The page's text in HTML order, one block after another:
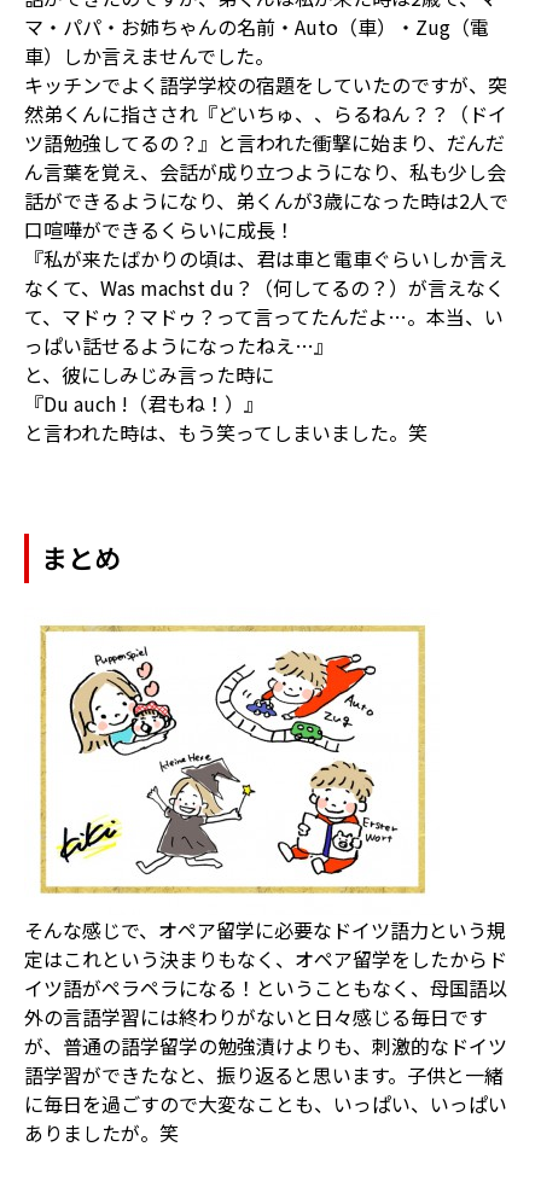
マ・パパ・お姉ちゃんの名前・Auto（車）・Zug（電
車）しか言えませんでした。
キッチンでよく語学学校の宿題をしていたのですが、突
然弟くんに指さされ『どいちゅ、、らるねん？？（ドイ
ツ語勉強してるの？』と言われた衝撃に始まり、だんだ
ん言葉を覚え、会話が成り立つようになり、私も少し会
話ができるようになり、弟くんが3歳になった時は2人で
口喧嘩ができるくらいに成長！
『私が来たばかりの頃は、君は車と電車ぐらいしか言え
なくて、Was machst du？（何してるの？）が言えなく
て、マドゥ？マドゥ？って言ってたんだよ…。本当、い
っぱい話せるようになったねえ…』
と、彼にしみじみ言った時に
『Du auch !（君もね！）』
と言われた時は、もう笑ってしまいました。笑
まとめ
そんな感じで、オペア留学に必要なドイツ語力という規
定はこれという決まりもなく、オペア留学をしたからド
イツ語がペラペラになる！ということもなく、母国語以
外の言語学習には終わりがないと日々感じる毎日です
が、普通の語学留学の勉強漬けよりも、刺激的なドイツ
語学習ができたなと、振り返ると思います。子供と一緒
に毎日を過ごすので大変なことも、いっぱい、いっぱい
ありましたが。笑